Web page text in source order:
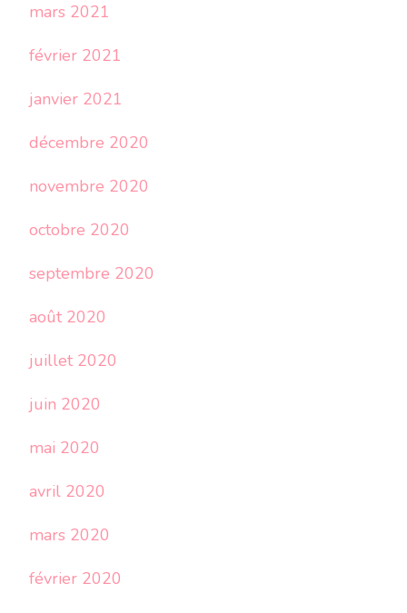
mars 2021
février 2021
janvier 2021
décembre 2020
novembre 2020
octobre 2020
septembre 2020
août 2020
juillet 2020
juin 2020
mai 2020
avril 2020
mars 2020
février 2020